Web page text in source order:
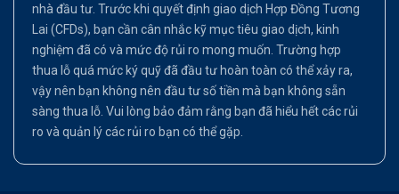
nhà đầu tư. Trước khi quyết định giao dịch Hợp Đồng Tương
Lai (CFDs), bạn cần cân nhắc kỹ mục tiêu giao dịch, kinh
nghiệm đã có và mức độ rủi ro mong muốn. Trường hợp
thua lỗ quá mức ký quỹ đã đầu tư hoàn toàn có thể xảy ra,
vậy nên bạn không nên đầu tư số tiền mà bạn không sẵn
sàng thua lỗ. Vui lòng bảo đảm rằng bạn đã hiểu hết các rủi
ro và quản lý các rủi ro bạn có thể gặp.